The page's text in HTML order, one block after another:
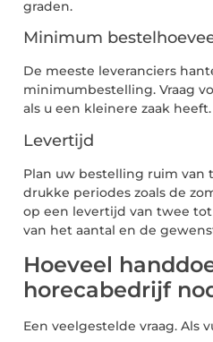
graden.
Minimum
De meeste leveranciers
minimumbestelling. Vraag
als u een kleinere zaak heeft.
Levertijd
Plan uw bestelling ruim van
drukke periodes zoals de
op een levertijd van twee
van het aantal en de
Hoeveel
horecabedrijf
Een veelgestelde vraag. Als